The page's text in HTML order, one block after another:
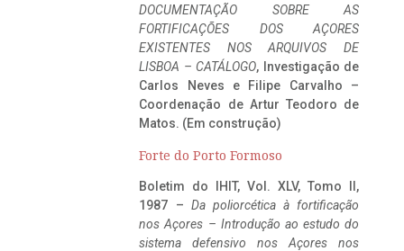
DOCUMENTAÇÃO SOBRE AS
FORTIFICAÇÕES DOS AÇORES
EXISTENTES NOS ARQUIVOS DE
LISBOA – CATÁLOGO, Investigação de
Carlos Neves e Filipe Carvalho –
Coordenação de Artur Teodoro de
Matos. (Em construção)
Forte do Porto Formoso
Boletim do IHIT, Vol. XLV, Tomo II,
1987 – Da poliorcética à fortificação
nos Açores – Introdução ao estudo do
sistema defensivo nos Açores nos